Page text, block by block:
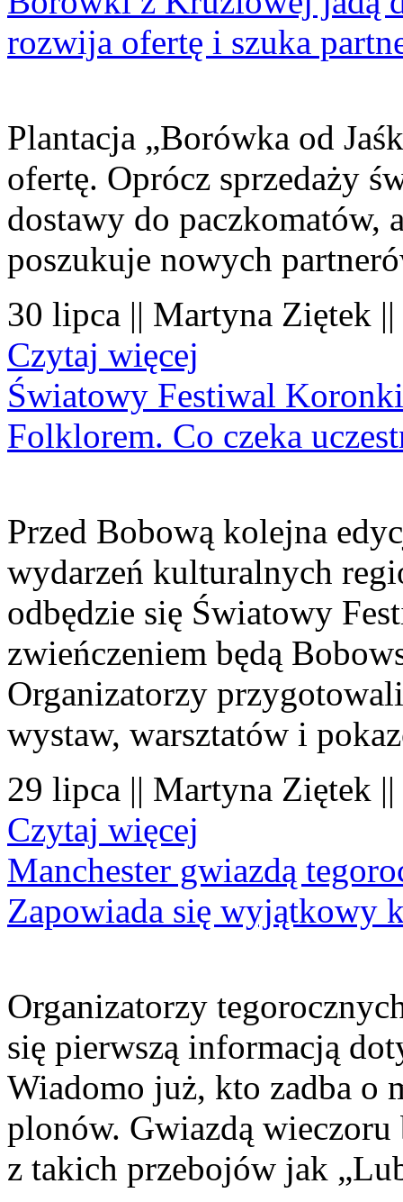
rozwija ofertę i szuka
Plantacja „Borówka od
ofertę. Oprócz sprzedaży
dostawy do paczkomatów,
poszukuje nowych
30 lipca || Martyna Ziętek
Czytaj więcej
Światowy Festiwal
Folklorem. Co czeka
Przed Bobową kolejna
wydarzeń kulturalnych
odbędzie się Światowy
zwieńczeniem będą
Organizatorzy
wystaw, warsztatów i
29 lipca || Martyna Ziętek
Czytaj więcej
Manchester gwiazdą
Zapowiada się wyjątkowy
Organizatorzy
się pierwszą informacją
Wiadomo już, kto zadba o
plonów. Gwiazdą wieczoru
z takich przebojów jak